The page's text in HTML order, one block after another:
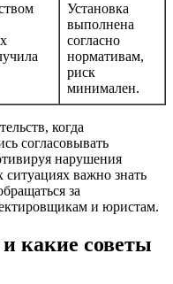
Установка
выполнена
согласно
нормативам,
риск
минимален.
когда
согласовывать
нарушения
важно знать
за
и юристам.
какие советы